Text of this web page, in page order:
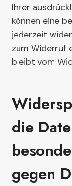
Ihrer
können eine
jederzeit
zum Widerruf
bleibt vom
die
gegen